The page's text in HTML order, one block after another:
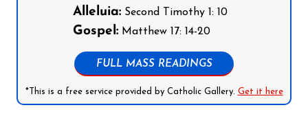
Alleluia:Second Timothy 1: 10
Gospel:Matthew 17: 14-20
FULL MASS READINGS
*This is a free service provided by Catholic Gallery. Get it here